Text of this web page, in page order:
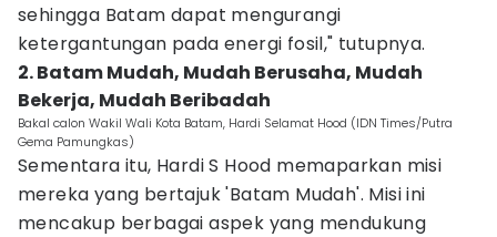
sehingga Batam dapat mengurangi
ketergantungan pada energi fosil," tutupnya.
2. Batam Mudah, Mudah Berusaha, Mudah
Bekerja, Mudah Beribadah
Bakal calon Wakil Wali Kota Batam, Hardi Selamat Hood (IDN Times/Putra
Gema Pamungkas)
Sementara itu, Hardi S Hood memaparkan misi
mereka yang bertajuk 'Batam Mudah'. Misi ini
mencakup berbagai aspek yang mendukung